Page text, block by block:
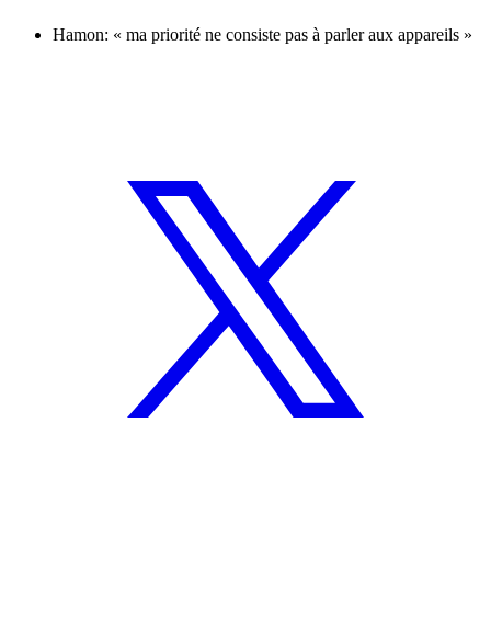
Hamon: « ma priorité ne consiste pas à parler aux appareils »